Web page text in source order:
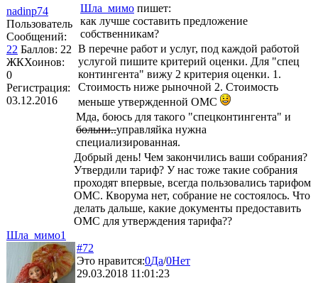
nadinp74
Пользователь
Сообщений:
22 Баллов: 22
ЖКХоинов:
0
Регистрация:
03.12.2016
Шла_мимо пишет:
как лучше составить предложение
собственникам?
В перечне работ и услуг, под каждой работой
услугой пишите критерий оценки. Для "спец
контингента" вижу 2 критерия оценки. 1.
Стоимость ниже рыночной 2. Стоимость
меньше утвержденной ОМС
Мда, боюсь для такого "спецконтингента" и
больни..управляйка нужна
специализированная.
Добрый день! Чем закончились ваши собрания?
Утвердили тариф? У нас тоже такие собрания
проходят впервые, всегда пользовались тарифом
ОМС. Кворума нет, собрание не состоялось. Что
делать дальше, какие документы предоставить
ОМС для утверждения тарифа??
Шла_мимо1
#72
Это нравится:0Да/0Нет
29.03.2018 11:01:23